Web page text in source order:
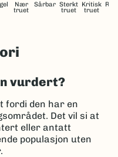
Nær
truet
Sårbar Sterkt
truet
Kritisk
truet
vurdert?
fordi den har en
Det vil si at
eller antatt
populasjon uten